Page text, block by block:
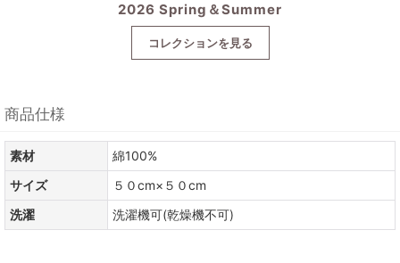
2026 Spring＆Summer
コレクションを見る
商品仕様
素材
綿100%
サイズ
５０cm×５０cm
洗濯
洗濯機可(乾燥機不可)